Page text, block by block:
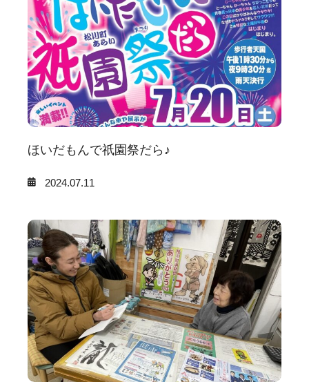
ほいだもんで祇園祭だら♪
2024.07.11